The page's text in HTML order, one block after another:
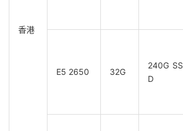
香港
E5 2650 32G
240G SS
D